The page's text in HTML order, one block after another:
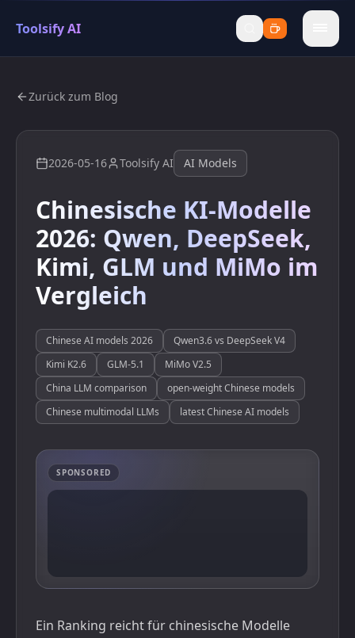
Toolsify AI
menu
Zurück zum Blog
2026-05-16 Toolsify AI AI Models
Chinesische KI-Modelle
2026: Qwen, DeepSeek,
Kimi, GLM und MiMo im
Vergleich
Chinese AI models 2026
Qwen3.6 vs DeepSeek V4
Kimi K2.6
GLM-5.1
MiMo V2.5
China LLM comparison
open-weight Chinese models
Chinese multimodal LLMs
latest Chinese AI models
SPONSORED
Ein Ranking reicht für chinesische Modelle